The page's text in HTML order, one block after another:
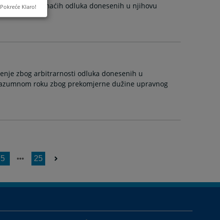
domaćih odluka donesenih u njihovu
zbog arbitrarnosti odluka donesenih u
roku zbog prekomjerne dužine upravnog
5 25
Pokreće Klaro!